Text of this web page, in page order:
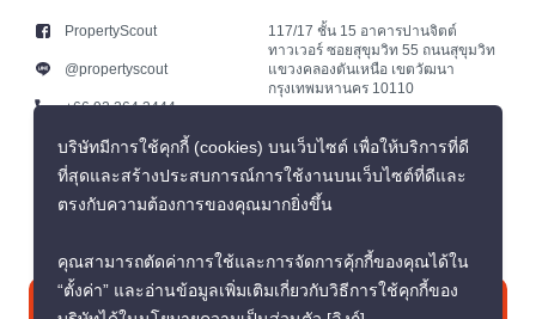
PropertyScout
@propertyscout
+66 92 264 3444
+66 92 264 3444
contact@propertyscout.co.th
117/17 ชั้น 15 อาคารปานจิตต์
ทาวเวอร์ ซอยสุขุมวิท 55 ถนนสุขุมวิท
แขวงคลองตันเหนือ เขตวัฒนา
กรุงเทพมหานคร 10110
ติดต่อเรา
บริษัทมีการใช้คุกกี้ (cookies) บนเว็บไซต์ เพื่อให้บริการที่ดี
ที่สุดและสร้างประสบการณ์การใช้งานบนเว็บไซต์ที่ดีและ
ตรงกับความต้องการของคุณมากยิ่งขึ้น
คุณสามารถตัดค่าการใช้และการจัดการคุ้กกี้ของคุณได้ใน
“ตั้งค่า” และอ่านข้อมูลเพิ่มเติมเกี่ยวกับวิธีการใช้คุกกี้ของ